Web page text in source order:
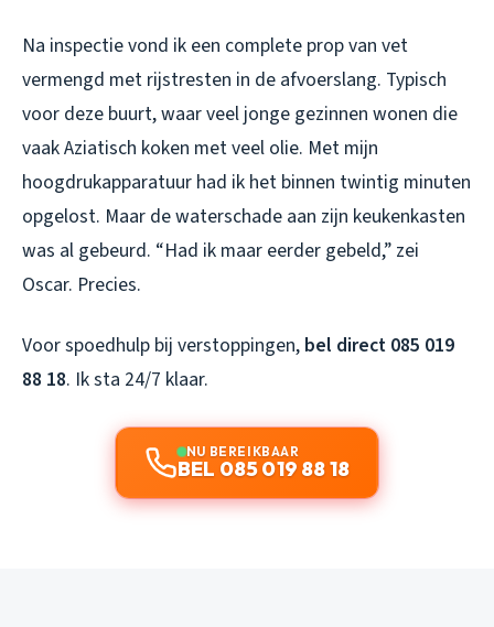
Na inspectie vond ik een complete prop van vet
vermengd met rijstresten in de afvoerslang. Typisch
voor deze buurt, waar veel jonge gezinnen wonen die
vaak Aziatisch koken met veel olie. Met mijn
hoogdrukapparatuur had ik het binnen twintig minuten
opgelost. Maar de waterschade aan zijn keukenkasten
was al gebeurd. “Had ik maar eerder gebeld,” zei
Oscar. Precies.
Voor spoedhulp bij verstoppingen, bel direct 085 019
88 18. Ik sta 24/7 klaar.
NU BEREIKBAAR
BEL 085 019 88 18